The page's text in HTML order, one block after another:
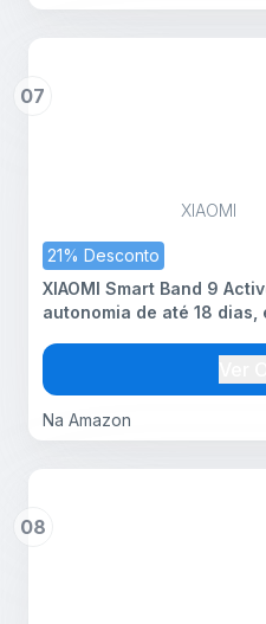
07
XIAOMI
21% Desconto
Na Amazon
XIAOMI Smart Band 9
autonomia de até 18 dias,
branco (versão ES)
08